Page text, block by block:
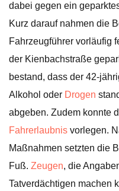
dabei gegen ein
Kurz darauf nahmen die
Fahrzeugführer vorläufig
der Kienbachstraße
bestand, dass der 42-
Alkohol oder Drogen
abgeben. Zudem konnte
Fahrerlaubnis vorlegen.
Maßnahmen setzten die
Fuß. Zeugen, die
Tatverdächtigen machen